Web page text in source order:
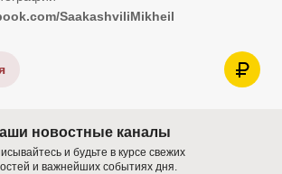
SaakashviliMikheil
новостные каналы
и будьте в курсе свежих
и важнейших событиях дня.